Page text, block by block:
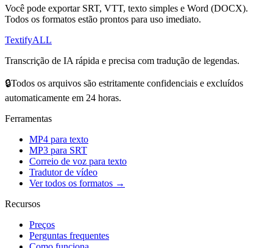
Você pode exportar SRT, VTT, texto simples e Word (DOCX).
Todos os formatos estão prontos para uso imediato.
TextifyALL
Transcrição de IA rápida e precisa com tradução de legendas.
🔒Todos os arquivos são estritamente confidenciais e excluídos
automaticamente em 24 horas.
Ferramentas
MP4 para texto
MP3 para SRT
Correio de voz para texto
Tradutor de vídeo
Ver todos os formatos →
Recursos
Preços
Perguntas frequentes